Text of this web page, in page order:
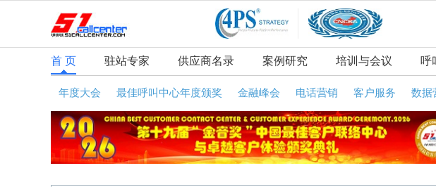
首 页 驻站专家 供应商名录 案例研究 培训与会议 呼
年度大会 最佳呼叫中心年度颁奖 金融峰会 电话营销 客户服务 数据